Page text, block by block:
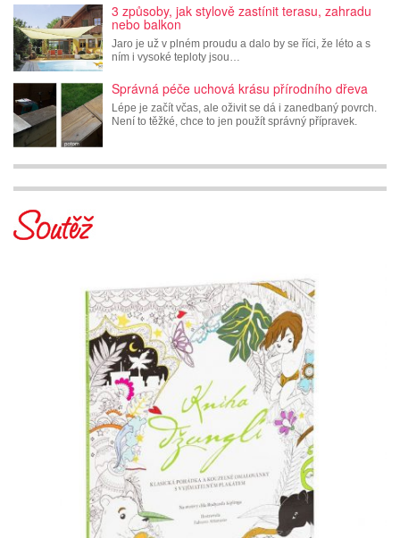
3 způsoby, jak stylově zastínit terasu, zahradu
nebo balkon
Jaro je už v plném proudu a dalo by se říci, že léto a s
ním i vysoké teploty jsou…
Správná péče uchová krásu přírodního dřeva
Lépe je začít včas, ale oživit se dá i zanedbaný povrch.
Není to těžké, chce to jen použít správný přípravek.